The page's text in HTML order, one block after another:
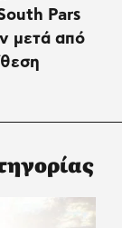
Pars
μετά από